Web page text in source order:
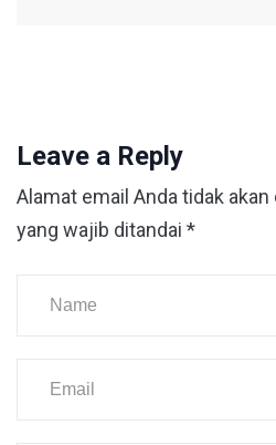
Leave a Reply
Alamat email Anda tidak
yang wajib ditandai *